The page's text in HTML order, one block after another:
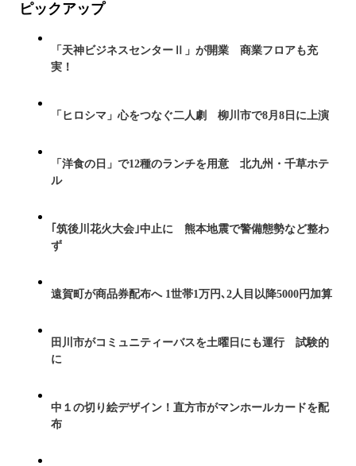
ピックアップ
「天神ビジネスセンターⅡ」が開業 商業フロアも充
実！
「ヒロシマ」心をつなぐ二人劇 柳川市で8月8日に上演
「洋食の日」で12種のランチを用意 北九州・千草ホテ
ル
｢筑後川花火大会｣中止に 熊本地震で警備態勢など整わ
ず
遠賀町が商品券配布へ 1世帯1万円､2人目以降5000円加算
田川市がコミュニティーバスを土曜日にも運行 試験的
に
中１の切り絵デザイン！直方市がマンホールカードを配
布